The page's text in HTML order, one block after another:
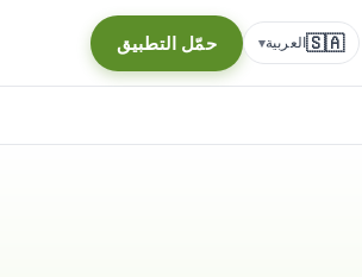
🇸🇦العربية▾ حمّل التطبيق